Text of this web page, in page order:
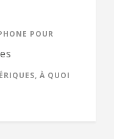
POUR
À QUOI